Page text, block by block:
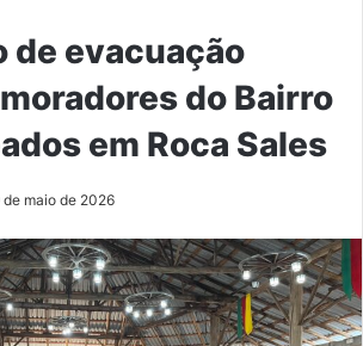
de evacuação
do Bairro
em Roca Sales
maio de 2026